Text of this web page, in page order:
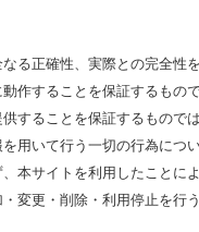
る正確性、実際との完全性
作することを保証するもの
することを保証するもので
用いて行う一切の行為につ
本サイトを利用したこと
変更・削除・利用停止を